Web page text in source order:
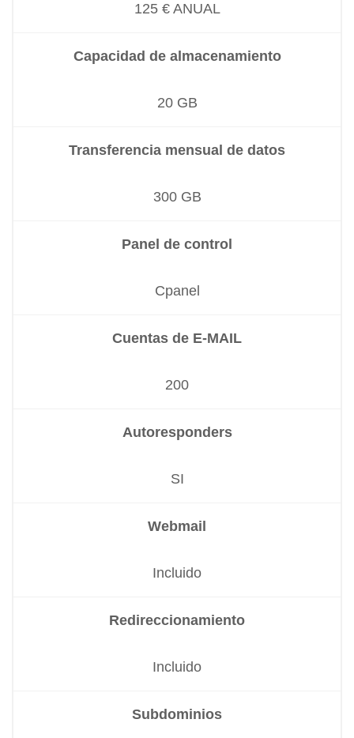
125 € ANUAL
Capacidad de almacenamiento
20 GB
Transferencia mensual de datos
300 GB
Panel de control
Cpanel
Cuentas de E-MAIL
200
Autoresponders
SI
Webmail
Incluido
Redireccionamiento
Incluido
Subdominios